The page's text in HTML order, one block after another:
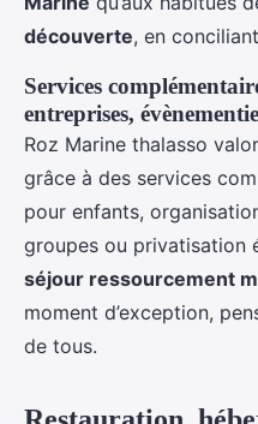
découverte, en
Services
entreprises,
Roz Marine thalasso
grâce à des services
pour enfants,
groupes ou privatisation
séjour ressourcement
moment d’exception,
de tous.